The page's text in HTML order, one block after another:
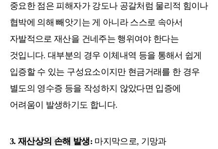
중요한 점은 피해자가 강도나 공갈처럼 물리적 힘이나
협박에 의해 빼앗기는 게 아니라 스스로 속아서
자발적으로 재산을 건네주는 행위여야 한다는
것입니다. 대부분의 경우 이체내역 등을 통해서 쉽게
입증할 수 있는 구성요소이지만 현금거래를 한 경우
별도의 영수증 등을 작성하지 않았다면 입증에
어려움이 발생하기도 합니다.
3.재산상의 손해 발생: 마지막으로, 기망과